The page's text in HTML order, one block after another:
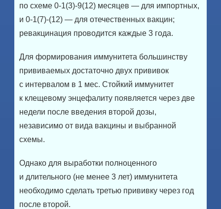
по схеме 0-1(3)-9(12) месяцев — для импортных,
и 0-1(7)-(12) — для отечественных вакцин;
ревакцинация проводится каждые 3 года.
Для формирования иммунитета большинству
прививаемых достаточно двух прививок
с интервалом в 1 мес. Стойкий иммунитет
к клещевому энцефалиту появляется через две
недели после введения второй дозы,
независимо от вида вакцины и выбранной
схемы.
Однако для выработки полноценного
и длительного (не менее 3 лет) иммунитета
необходимо сделать третью прививку через год
после второй.